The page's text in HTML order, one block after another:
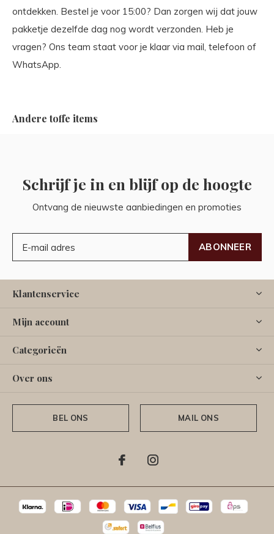
ontdekken. Bestel je voor 15:00? Dan zorgen wij dat jouw
pakketje dezelfde dag nog wordt verzonden. Heb je
vragen? Ons team staat voor je klaar via mail, telefoon of
WhatsApp.
Andere toffe items
Schrijf je in en blijf op de hoogte
Ontvang de nieuwste aanbiedingen en promoties
ABONNEER
Klantenservice
Mijn account
Categorieën
Over ons
BEL ONS MAIL ONS